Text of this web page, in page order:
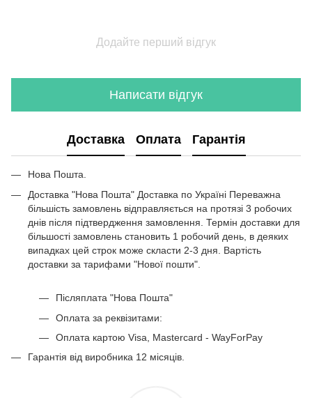
Купити стіл кухонний дуб сонома
Купити стол для компьютера
Металеві стелажі купити
Полиця навісна біла
Купити полички на стіну
Купити меблі кухонні
Тримачі для рушників у ванну
Комоди чорно білі
Стелажі офісні ціна
Додайте перший відгук
Написати відгук
Доставка Оплата Гарантія
Нова Пошта.
Доставка "Нова Пошта" Доставка по Україні Переважна
більшість замовлень відправляється на протязі 3 робочих
днів після підтвердження замовлення. Термін доставки для
більшості замовлень становить 1 робочий день, в деяких
випадках цей строк може скласти 2-3 дня. Вартість
доставки за тарифами "Нової пошти".
Післяплата "Нова Пошта"
Оплата за реквізитами:
Оплата картою Visa, Mastercard - WayForPay
Гарантія від виробника 12 місяців.